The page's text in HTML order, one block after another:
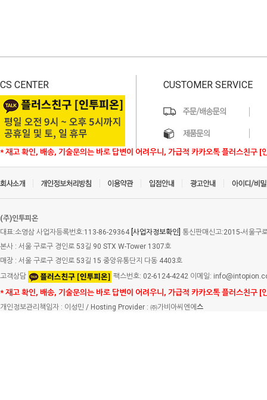
CS CENTER
* 재고 확인, 배송, 기술문의는 바로 답변이 어려우니, 가급적 카카오톡 플러스친구 [
CUSTOMER SERVICE
(주)인투피온
대표:소영삼 사업자등록번호:113-86-29364 [사업자정보확인] 통신판매신고:2015-서울구
본사 : 서울 구로구 경인로 53길 90 STX W-Tower 1307호
매장 : 서울 구로구 경인로 53길 15 중앙유통단지 다동 4403호
고객상담
팩스번호: 02-6124-4242 이메일:
* 재고 확인, 배송, 기술문의는 바로 답변이 어려우니, 가급적 카카오톡 플러스친구 [
개인정보관리책임자 : 이성민 / Hosting Provider : ㈜가비아씨엔에 스